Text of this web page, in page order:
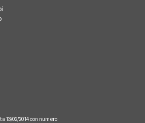
13/02/2014 con numero